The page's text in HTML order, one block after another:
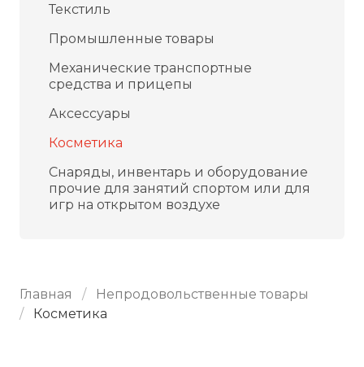
Текстиль
Промышленные товары
Механические транспортные
средства и прицепы
Аксессуары
Косметика
Снаряды, инвентарь и оборудование
прочие для занятий спортом или для
игр на открытом воздухе
Главная
Непродовольственные товары
Косметика